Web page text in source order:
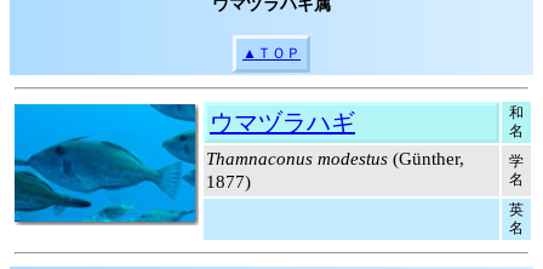
▲ＴＯＰ
ウマヅラハギ
和
名
Thamnaconus modestus (Günther,
1877)
学
名
英
名